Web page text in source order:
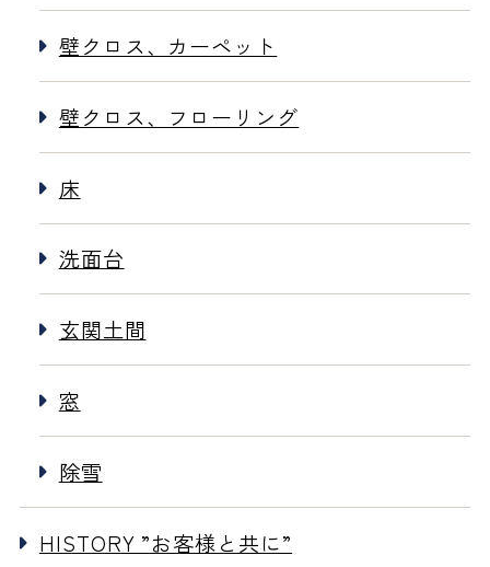
壁クロス、カーペット
壁クロス、フローリング
床
洗面台
玄関土間
窓
除雪
HISTORY ”お客様と共に”